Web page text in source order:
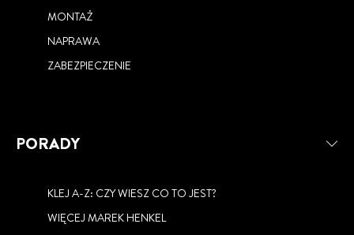
MONTAŻ
NAPRAWA
ZABEZPIECZENIE
PORADY
KLEJ A-Z: CZY WIESZ CO TO JEST?
WIĘCEJ MAREK HENKEL